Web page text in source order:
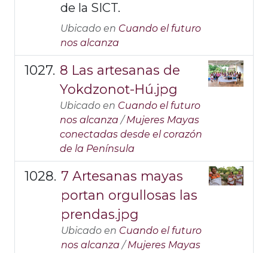
de la SICT.
Ubicado en Cuando el futuro
nos alcanza
8 Las artesanas de
Yokdzonot-Hú.jpg
Ubicado en Cuando el futuro
nos alcanza /Mujeres Mayas
conectadas desde el corazón
de la Península
7 Artesanas mayas
portan orgullosas las
prendas.jpg
Ubicado en Cuando el futuro
nos alcanza /Mujeres Mayas